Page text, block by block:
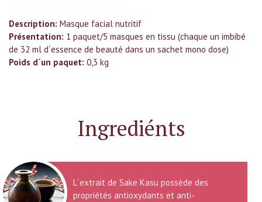
Description: Masque facial nutritif
Présentation: 1 paquet/5 masques en tissu (chaque un imbibé
de 32 ml d´essence de beauté dans un sachet mono dose)
Poids d´un paquet: 0,3 kg
Ingrediénts
L´extrait de Sake Kasu possède des
propriétés antioxydants et anti-